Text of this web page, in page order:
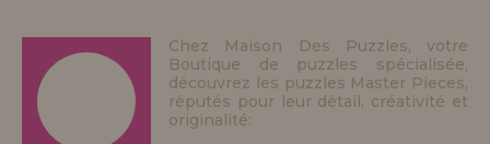
Chez Maison Des Puzzles, votre
Boutique de puzzles spécialisée,
découvrez les puzzles Master Pieces,
réputés pour leur détail, créativité et
originalité: